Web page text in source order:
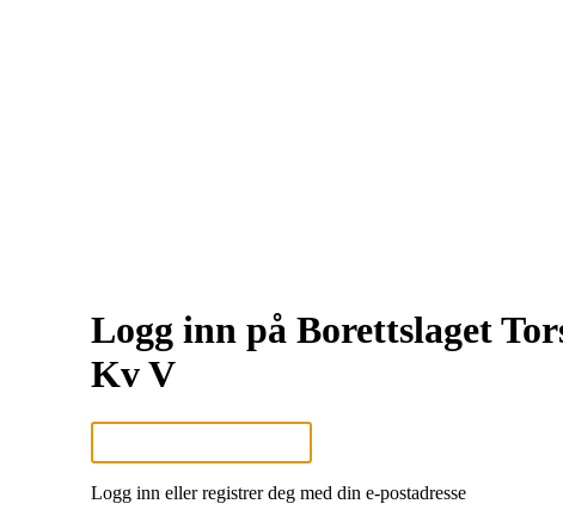
Logg inn på Borettslaget
Kv V
Logg inn eller registrer deg med din e-postadresse